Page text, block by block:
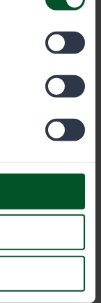
haluamasi